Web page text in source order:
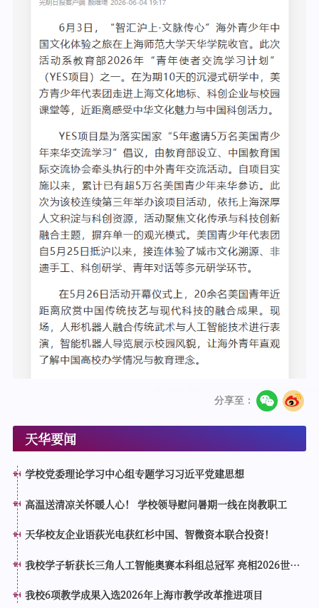
分享至：
天华要闻
学校党委理论学习中心组专题学习习近平党建思想
高温送清凉关怀暖人心！ 学校领导慰问暑期一线在岗教职工
天华校友企业语荻光电获红杉中国、智微资本联合投资！
我校学子斩获长三角人工智能奥赛本科组总冠军 亮相2026世界
我校6项教学成果入选2026年上海市教学改革推进项目